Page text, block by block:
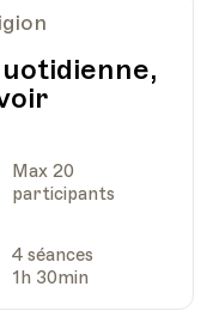
Capacité
Max 20
participants
Séances
4 séances
1h 30min